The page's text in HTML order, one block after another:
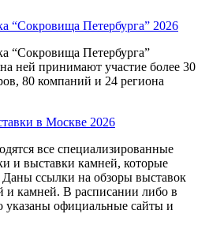
“Сокровища Петербурга” 2026
“Сокровища Петербурга”
ней принимают участие более 30
80 компаний и 24 региона
в Москве 2026
все специализированные
и выставки камней, которые
ссылки на обзоры выставок
и камней. В расписании либо в
указаны официальные сайты и